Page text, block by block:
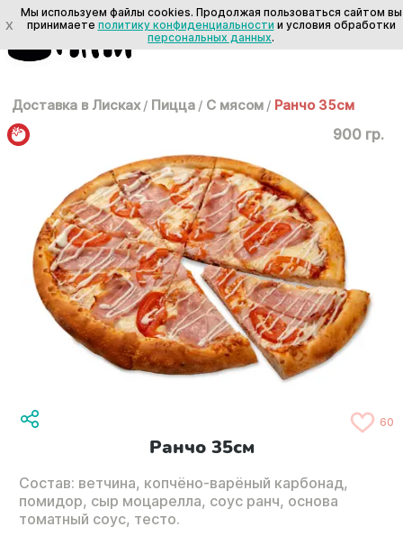
Доставка в Лисках / Пицца / С мясом / Ранчо 35см
900 гр.
60
Ранчо 35см
Состав: ветчина, копчёно-варёный карбонад,
помидор, сыр моцарелла, соус ранч, основа
томатный соус, тесто.
X
Мы используем файлы cookies. Продолжая пользоваться сайтом вы
принимаете политику конфиденциальности и условия обработки
персональных данных.